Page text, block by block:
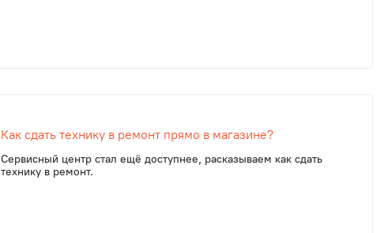
Как сдать технику в ремонт прямо в магазине?
Сервисный центр стал ещё доступнее, расказываем как сдать
технику в ремонт.